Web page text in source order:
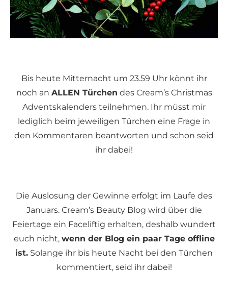
Bis heute Mitternacht um 23.59 Uhr könnt ihr
noch an ALLEN Türchen des Cream’s Christmas
Adventskalenders teilnehmen. Ihr müsst mir
lediglich beim jeweiligen Türchen eine Frage in
den Kommentaren beantworten und schon seid
ihr dabei!
Die Auslosung der Gewinne erfolgt im Laufe des
Januars. Cream’s Beauty Blog wird über die
Feiertage ein Faceliftig erhalten, deshalb wundert
euch nicht, wenn der Blog ein paar Tage offline
ist. Solange ihr bis heute Nacht bei den Türchen
kommentiert, seid ihr dabei!